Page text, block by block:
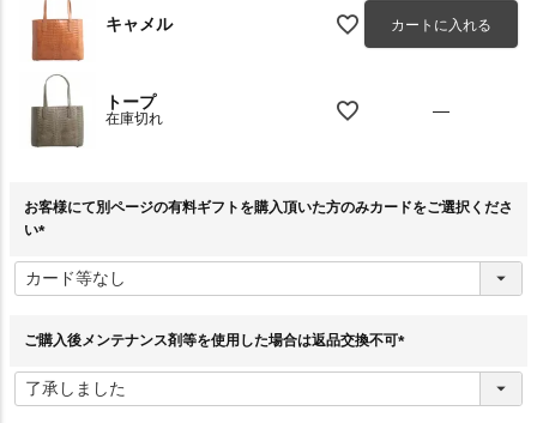
キャメル カートに入れる
トープ
在庫切れ —
お客様にて別ページの有料ギフトを購入頂いた方のみカードをご選択くださ
い
必
須
ご購入後メンテナンス剤等を使用した場合は返品交換不可
須